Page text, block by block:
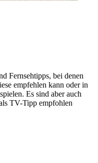
Fernsehtipps, bei denen
empfehlen kann oder in
Es sind aber auch
TV-Tipp empfohlen